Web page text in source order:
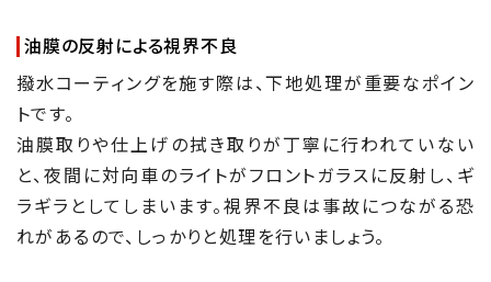
油膜の反射による視界不良
撥水コーティングを施す際は、下地処理が重要なポイン
トです。
油膜取りや仕上げの拭き取りが丁寧に行われていない
と、夜間に対向車のライトがフロントガラスに反射し、ギ
ラギラとしてしまいます。視界不良は事故につながる恐
れがあるので、しっかりと処理を行いましょう。